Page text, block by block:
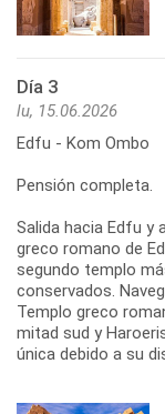
Día 3
lu, 15.06.2026
Edfu - Kom Ombo
Pensión completa.
Salida hacia Edfu y
greco romano de
segundo templo
conservados.
Templo greco
mitad sud y
única debido a su